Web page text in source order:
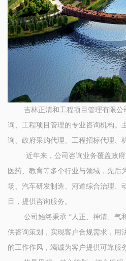
吉林正清和工程项目管理有限公
询、工程项目管理的专业咨询机构。
询、政府采购代理、工程招标代理、
近年来，公司咨询业务覆盖政府
医药、教育等多个行业与领域，先后
场、汽车研发制造、河道综合治理、
目，提供咨询服务。
公司始终秉承 “人正、神清、气和
供咨询策划，实现客户合规需求，用
的工作作风，竭诚为客户提供可靠服